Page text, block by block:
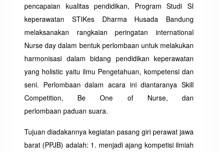
pencapaian kualitas pendidikan, Program Studi SI
keperawatan STIKes Dharma Husada Bandung
melaksanakan rangkaian peringatan international
Nurse day dalam bentuk perlombaan untuk melakukan
harmonisasi dalam bidang pendidikan keperawatan
yang holistic yaitu ilmu Pengetahuan, kompetensi dan
seni. Perlombaan dalam acara ini diantaranya Skill
Competition, Be One of Nurse, dan
perlombaan paduan suara.
Tujuan diadakannya kegiatan pasang giri perawat jawa
barat (PPJB) adalah: 1. menjadi ajang kompetisi ilmiah